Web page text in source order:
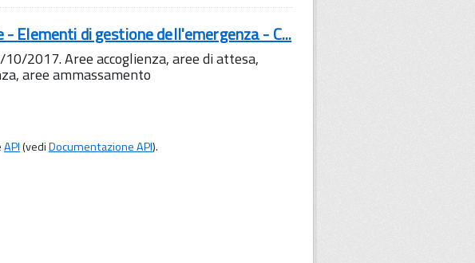
Elementi di gestione dell'emergenza - C...
2017. Aree accoglienza, aree di attesa,
aree ammassamento
API(vediDocumentazione API).